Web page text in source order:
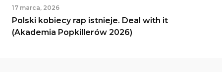
17 marca, 2026
Polski kobiecy rap istnieje. Deal with it
(Akademia Popkillerów 2026)